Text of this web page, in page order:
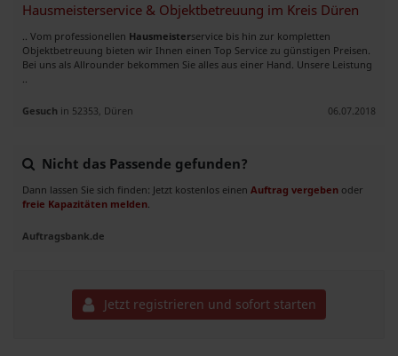
Hausmeisterservice & Objektbetreuung im Kreis Düren
.. Vom professionellen Hausmeisterservice bis hin zur kompletten
Objektbetreuung bieten wir Ihnen einen Top Service zu günstigen Preisen.
Bei uns als Allrounder bekommen Sie alles aus einer Hand. Unsere Leistung
..
Gesuch in 52353, Düren 06.07.2018
Nicht das Passende gefunden?
Dann lassen Sie sich finden: Jetzt kostenlos einen Auftrag vergeben oder
freie Kapazitäten melden.
Auftragsbank.de
Jetzt registrieren und sofort starten